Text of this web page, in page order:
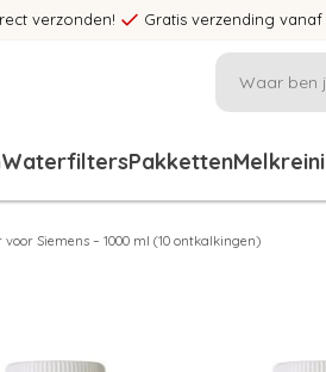
verzonden! Gratis verzending
WaterfiltersPakketten
voor Siemens – 1000 ml (10 ontkalkingen)